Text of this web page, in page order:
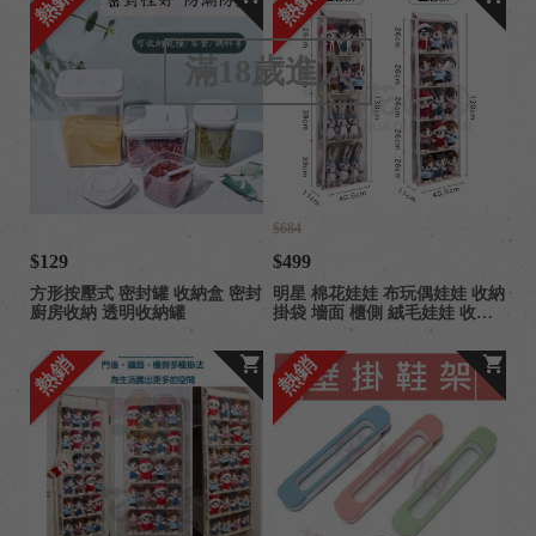
$129
方形按壓式 密封罐 收納盒 密封
廚房收納 透明收納罐
$684
$499
明星 棉花娃娃 布玩偶娃娃 收納
掛袋 墻面 櫃側 絨毛娃娃 收納
熱銷 熱銷
滿18歲進入